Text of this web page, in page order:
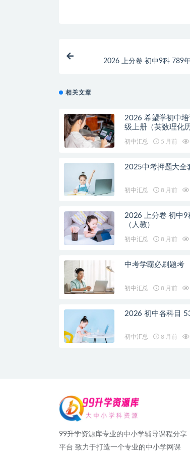
2026 上分卷 初中9科 789
相关文章
2026 希望学初中
级上册（英数理化历
初中汇总 5 月前
2025中考押题大全
初中汇总 8 月前
2026 上分卷 初中9
（人教）
初中汇总 8 月前
中考学霸必刷题考
初中汇总 8 月前
2026 初中各科目
初中汇总 8 月前
99升学资源库专业的中小学辅导课程分享
平台 致力于打造一个专业的中小学网课